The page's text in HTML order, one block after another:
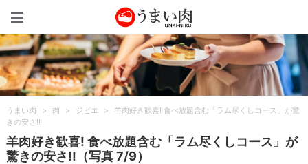
うまい肉 > 肉 > ジビエ >
羊肉好き歓喜! 食べ放題含む「ラム尽くしコース」が驚
きの安さ!!
羊肉好き歓喜! 食べ放題含む「ラム尽くしコース」が
驚きの安さ!!（写真 7/9）